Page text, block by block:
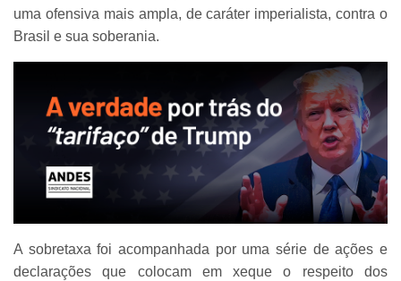
uma ofensiva mais ampla, de caráter imperialista, contra o
Brasil e sua soberania.
A sobretaxa foi acompanhada por uma série de ações e
declarações que colocam em xeque o respeito dos